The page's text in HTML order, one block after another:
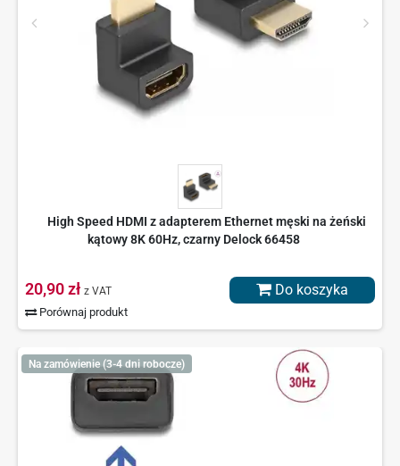
High Speed HDMI z adapterem Ethernet męski na żeński
kątowy 8K 60Hz, czarny Delock 66458
20,90 zł z VAT
Porównaj produkt
Do koszyka
Na zamówienie (3-4 dni robocze)